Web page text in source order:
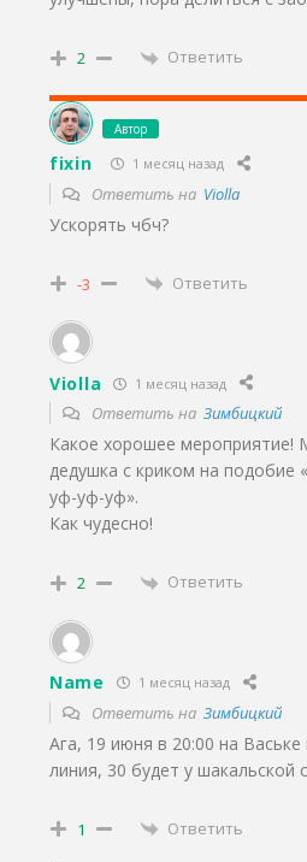
2 Ответить
Автор
fixin 1 месяц назад
Ответить на Violla
Ускорять чбч?
-3 Ответить
Violla 1 месяц назад
Ответить на Зимбицкий
Какое хорошее мероприятие!
дедушка с криком на подобие
уф-уф-уф».
Как чудесно!
2 Ответить
Name 1 месяц назад
Ответить на Зимбицкий
Ага, 19 июня в 20:00 на
линия, 30 будет у шакальской
1 Ответить